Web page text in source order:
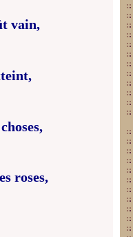
vain,
roses,